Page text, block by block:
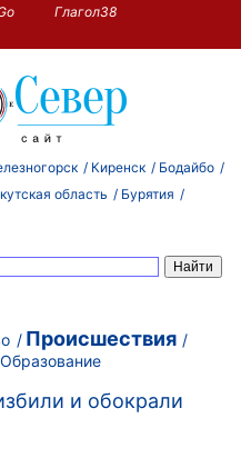
Глагол38
Киренск
Бодайбо
область
Бурятия
Происшествия
Образование
и обокрали